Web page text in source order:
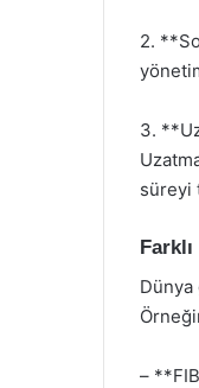
2.
3.
süreyi
–